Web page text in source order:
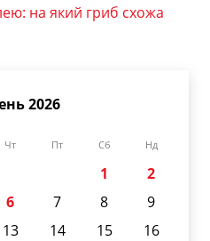
на який гриб схожа
2026
Чт Пт Сб Нд
1
2
6 7 8
9
13 14 15
16